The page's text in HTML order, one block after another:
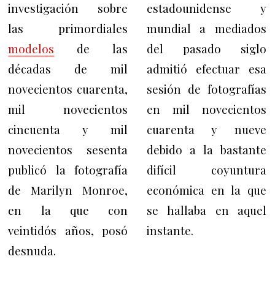
investigación sobre
las primordiales
modelos de las
décadas de mil
novecientos cuarenta,
mil novecientos
cincuenta y mil
novecientos sesenta
publicó la fotografía
de Marilyn Monroe,
en la que con
veintidós años, posó
desnuda.
estadounidense y
mundial a mediados
del pasado siglo
admitió efectuar esa
sesión de fotografías
en mil novecientos
cuarenta y nueve
debido a la bastante
difícil coyuntura
económica en la que
se hallaba en aquel
instante.